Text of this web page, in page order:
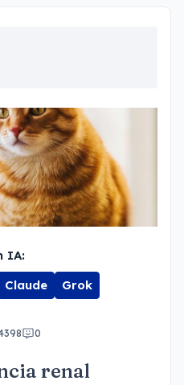
IA:
Claude
Grok
0
renal